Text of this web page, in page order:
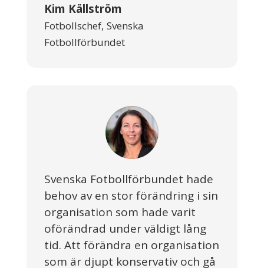
Kim Källström
Fotbollschef, Svenska
Fotbollförbundet
Svenska Fotbollförbundet hade
behov av en stor förändring i sin
organisation som hade varit
oförändrad under väldigt lång
tid. Att förändra en organisation
som är djupt konservativ och gå